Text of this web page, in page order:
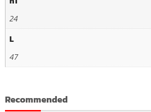
24
L
47
Recommended